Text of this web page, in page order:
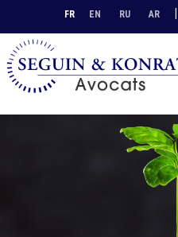
FR EN RU AR |